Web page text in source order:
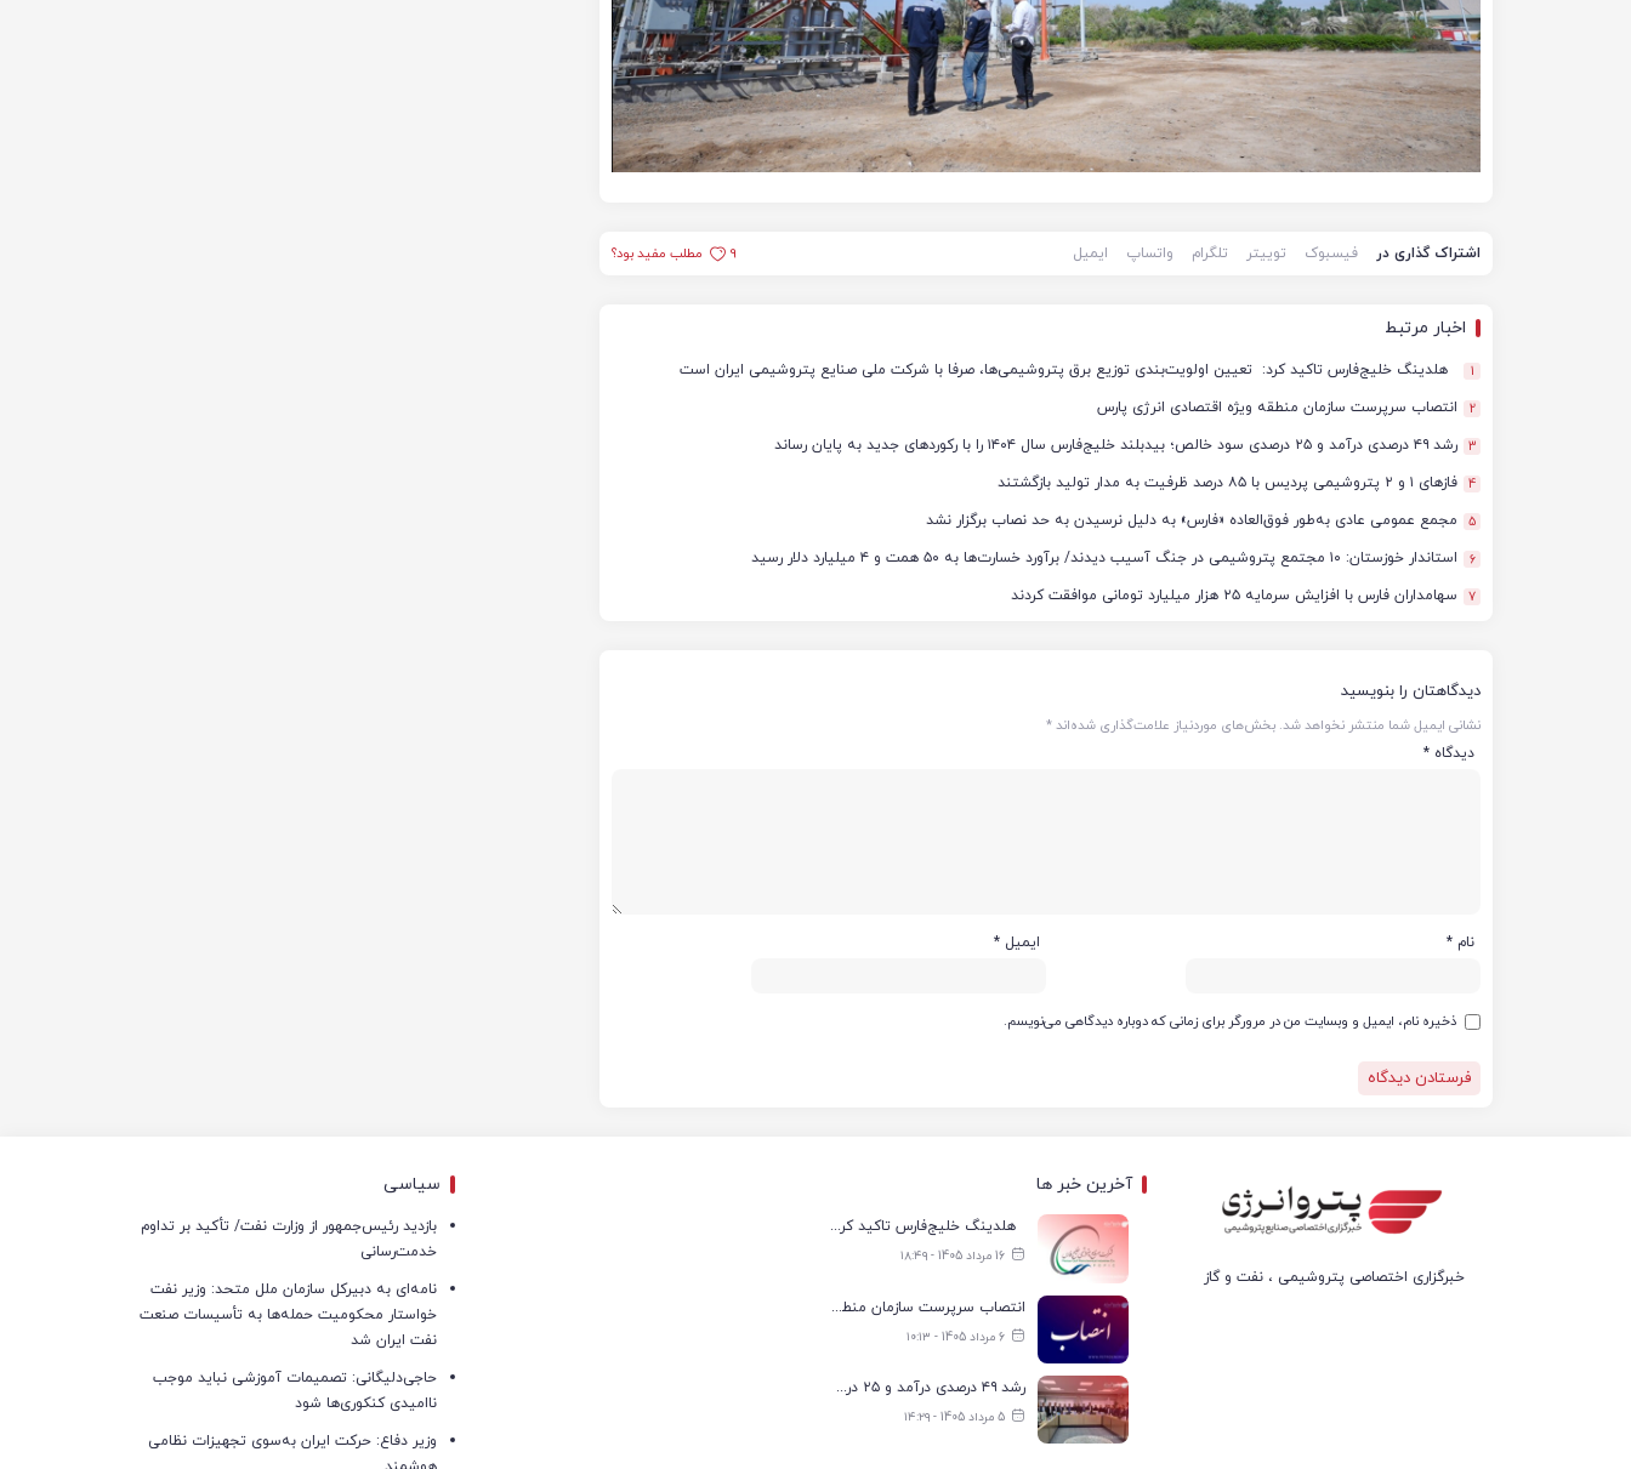
اشتراک گذاری در فیسبوک توییتر تلگرام واتساپ ایمیل 9 مطلب مفید بود؟
اخبار مرتبط
1 هلدینگ خلیج‌فارس تاکید کرد: تعیین اولویت‌بندی توزیع برق پتروشیمی‌ها، صرفا با شرکت ملی صنایع پتروشیمی ایران است
2 انتصاب سرپرست سازمان منطقه ویژه اقتصادی انرژی پارس
3 رشد ۴۹ درصدی درآمد و ۲۵ درصدی سود خالص؛ بیدبلند خلیج‌فارس سال ۱۴۰۴ را با رکوردهای جدید به پایان رساند
4 فازهای ۱ و ۲ پتروشیمی پردیس با ۸۵ درصد ظرفیت به مدار تولید بازگشتند
5 مجمع عمومی عادی به‌طور فوق‌العاده «فارس» به دلیل نرسیدن به حد نصاب برگزار نشد
6 استاندار خوزستان: ۱۰ مجتمع پتروشیمی در جنگ آسیب دیدند/ برآورد خسارت‌ها به ۵۰ همت و ۴ میلیارد دلار رسید
7 سهامداران فارس با افزایش سرمایه ۲۵ هزار میلیارد تومانی موافقت کردند
دیدگاهتان را بنویسید
نشانی ایمیل شما منتشر نخواهد شد. بخش‌های موردنیاز علامت‌گذاری شده‌اند*
دیدگاه *
نام * ایمیل *
ذخیره نام، ایمیل و وبسایت من در مرورگر برای زمانی که دوباره دیدگاهی می‌نویسم.
خبرگزاری اختصاصی پتروشیمی ، نفت و گاز
آخرین خبر ها
هلدینگ خلیج‌فارس تاکید کرد: تعیین اولویت‌بندی توزیع برق پتروشیمی‌ها، صرفا با شرکت ملی صنایع پتروشیمی ایران است
16 مرداد 1405 - ۱۸:۴۹
انتصاب سرپرست سازمان منطقه ویژه اقتصادی انرژی پارس
6 مرداد 1405 - ۱۰:۱۳
رشد ۴۹ درصدی درآمد و ۲۵ درصدی سود خالص؛ بیدبلند خلیج‌فارس سال ۱۴۰۴ را با رکوردهای جدید به پایان رساند
5 مرداد 1405 - ۱۴:۲۹
سیاسی
بازدید رئیس‌جمهور از وزارت نفت/ تأکید بر تداوم
خدمت‌رسانی
نامه‌ای به دبیرکل سازمان ملل متحد: وزیر نفت
خواستار محکومیت حمله‌ها به تأسیسات صنعت
نفت ایران شد
حاجی‌دلیگانی: تصمیمات آموزشی نباید موجب
ناامیدی کنکوری‌ها شود
وزیر دفاع: حرکت ایران به‌سوی تجهیزات نظامی